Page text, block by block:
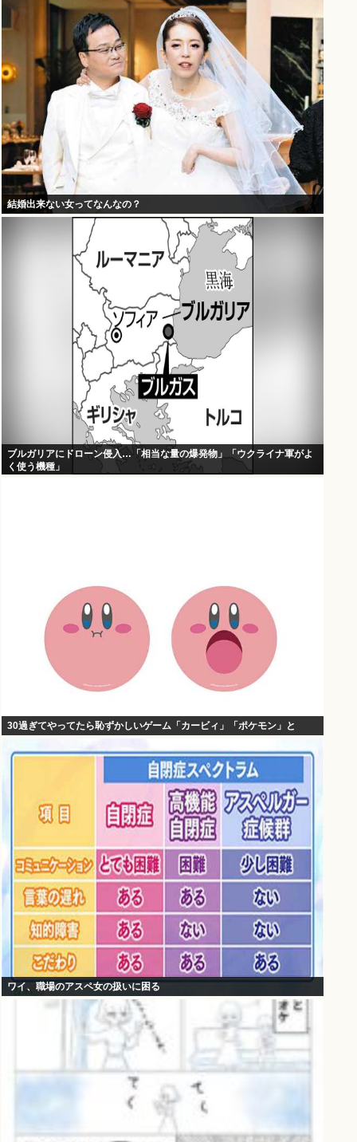
結婚出来ない女ってなんなの？
ブルガリアにドローン侵入…「相当な量の爆発物」「ウクライナ軍がよ
く使う機種」
30過ぎてやってたら恥ずかしいゲーム「カービィ」「ポケモン」と
ワイ、職場のアスペ女の扱いに困る